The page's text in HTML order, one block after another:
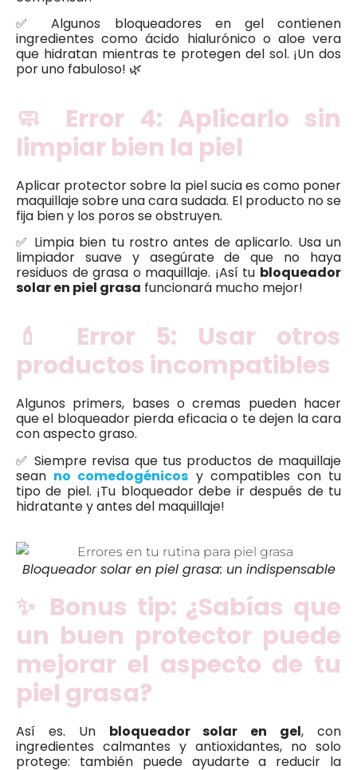
✅ Algunos bloqueadores en gel contienen
ingredientes como ácido hialurónico o aloe vera
que hidratan mientras te protegen del sol. ¡Un dos
por uno fabuloso! 🌿
🧼 Error 4: Aplicarlo sin
limpiar bien la piel
Aplicar protector sobre la piel sucia es como poner
maquillaje sobre una cara sudada. El producto no se
fija bien y los poros se obstruyen.
✅ Limpia bien tu rostro antes de aplicarlo. Usa un
limpiador suave y asegúrate de que no haya
residuos de grasa o maquillaje. ¡Así tu bloqueador
solar en piel grasa funcionará mucho mejor!
💄 Error 5: Usar otros
productos incompatibles
Algunos primers, bases o cremas pueden hacer
que el bloqueador pierda eficacia o te dejen la cara
con aspecto graso.
✅ Siempre revisa que tus productos de maquillaje
sean no comedogénicos y compatibles con tu
tipo de piel. ¡Tu bloqueador debe ir después de tu
hidratante y antes del maquillaje!
Bloqueador solar en piel grasa: un indispensable
✨ Bonus tip: ¿Sabías que
un buen protector puede
mejorar el aspecto de tu
piel grasa?
Así es. Un bloqueador solar en gel, con
ingredientes calmantes y antioxidantes, no solo
protege: también puede ayudarte a reducir la